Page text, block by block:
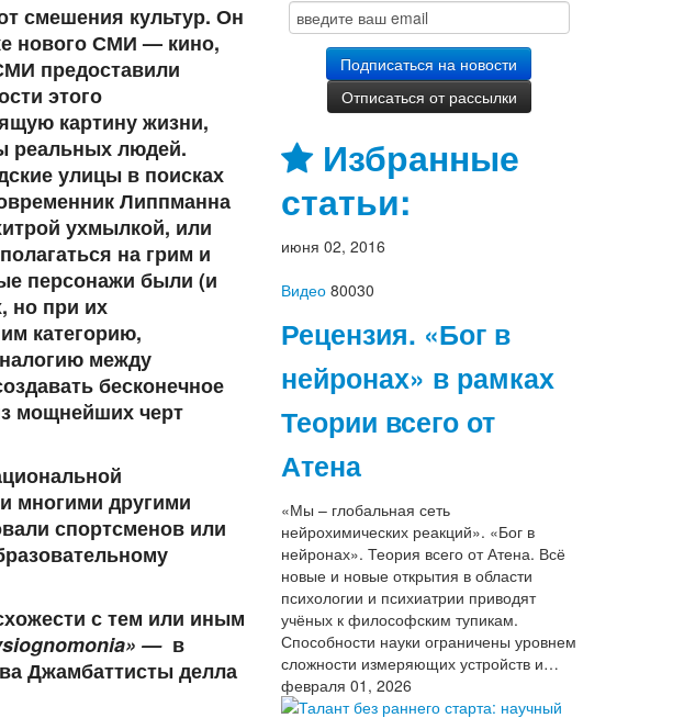
смешения культур. Он
нового СМИ — кино,
предоставили
этого
картину жизни,
реальных людей.
улицы в поисках
Липпманна
ухмылкой, или
на грим и
персонажи были (и
но при их
категорию,
между
бесконечное
мощнейших черт
многими другими
спортсменов или
с тем или иным
—в
Джамбаттисты делла
Избранные
статьи:
июня 02, 2016
Видео 80030
Рецензия. «Бог в
нейронах» в рамках
Теории всего от
Атена
«Мы – глобальная сеть
нейрохимических реакций». «Бог в
нейронах». Теория всего от Атена. Всё
новые и новые открытия в области
психологии и психиатрии приводят
учёных к философским тупикам.
Способности науки ограничены уровнем
сложности измеряющих устройств и…
февраля 01, 2026